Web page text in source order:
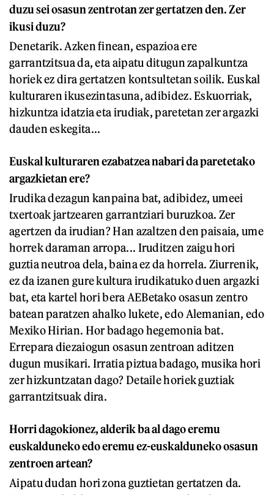
duzu sei osasun zentrotan zer gertatzen den. Zer
ikusi duzu?
Denetarik. Azken finean, espazioa ere
garrantzitsua da, eta aipatu ditugun zapalkuntza
horiek ez dira gertatzen kontsultetan soilik. Euskal
kulturaren ikusezintasuna, adibidez. Eskuorriak,
hizkuntza idatzia eta irudiak, paretetan zer argazki
dauden eskegita...
Euskal kulturaren ezabatzea nabari da paretetako
argazkietan ere?
Irudika dezagun kanpaina bat, adibidez, umeei
txertoak jartzearen garrantziari buruzkoa. Zer
agertzen da irudian? Han azaltzen den paisaia, ume
horrek daraman arropa... Iruditzen zaigu hori
guztia neutroa dela, baina ez da horrela. Ziurrenik,
ez da izanen gure kultura irudikatuko duen argazki
bat, eta kartel hori bera AEBetako osasun zentro
batean paratzen ahalko lukete, edo Alemanian, edo
Mexiko Hirian. Hor badago hegemonia bat.
Errepara diezaiogun osasun zentroan aditzen
dugun musikari. Irratia piztua badago, musika hori
zer hizkuntzatan dago? Detaile horiek guztiak
garrantzitsuak dira.
Horri dagokionez, alderik ba al dago eremu
euskalduneko edo eremu ez-euskalduneko osasun
zentroen artean?
Aipatu dudan hori zona guztietan gertatzen da.